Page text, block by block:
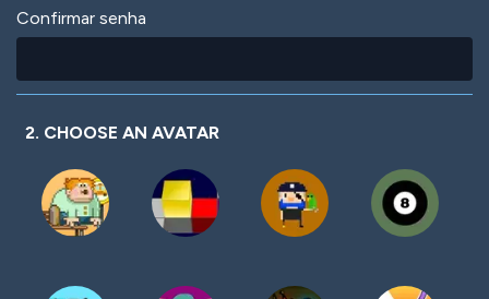
Confirmar senha
2. CHOOSE AN AVATAR